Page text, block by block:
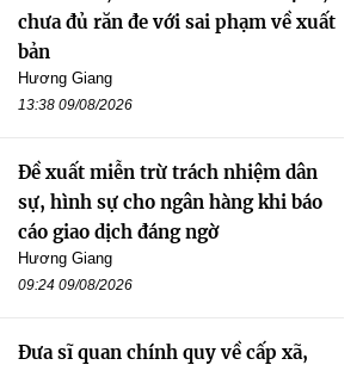
chưa đủ răn đe với sai phạm về xuất
bản
Hương Giang
13:38 09/08/2026
Đề xuất miễn trừ trách nhiệm dân
sự, hình sự cho ngân hàng khi báo
cáo giao dịch đáng ngờ
Hương Giang
09:24 09/08/2026
Đưa sĩ quan chính quy về cấp xã,